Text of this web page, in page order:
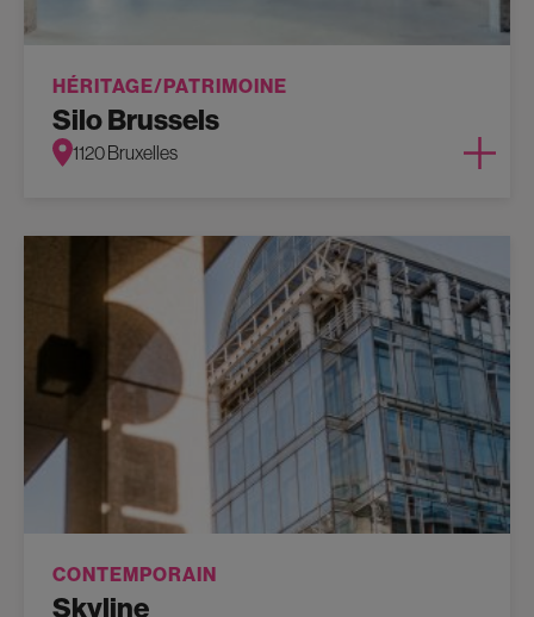
HÉRITAGE/PATRIMOINE
Silo Brussels
1120 Bruxelles
CONTEMPORAIN
Skyline